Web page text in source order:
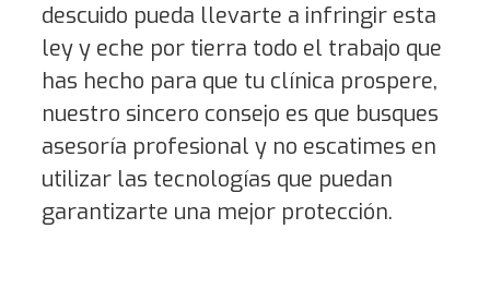
descuido pueda llevarte a infringir esta
ley y eche por tierra todo el trabajo que
has hecho para que tu clínica prospere,
nuestro sincero consejo es que busques
asesoría profesional y no escatimes en
utilizar las tecnologías que puedan
garantizarte una mejor protección.